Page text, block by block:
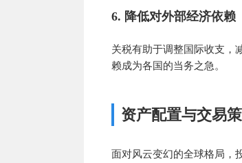
6. 降低对外部经济依赖
关税有助于调整国际收支，
赖成为各国的当务之急。
资产配置与交易
面对风云变幻的全球格局，